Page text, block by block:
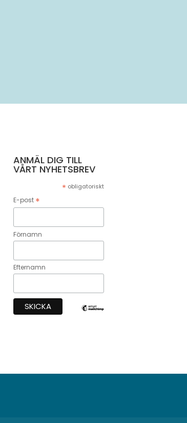
ANMÄL DIG TILL
VÅRT NYHETSBREV
* obligatoriskt
E-post *
Förnamn
Efternamn